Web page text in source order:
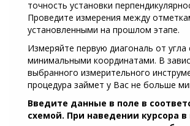
точность установки
Проведите измерения между
установленными на прошлом этапе.
Измеряйте первую диагональ от угла
минимальными координатами. В
выбранного измерительного
процедура займет у Вас не больше
Введите данные в поле в
схемой. При наведении курсора в